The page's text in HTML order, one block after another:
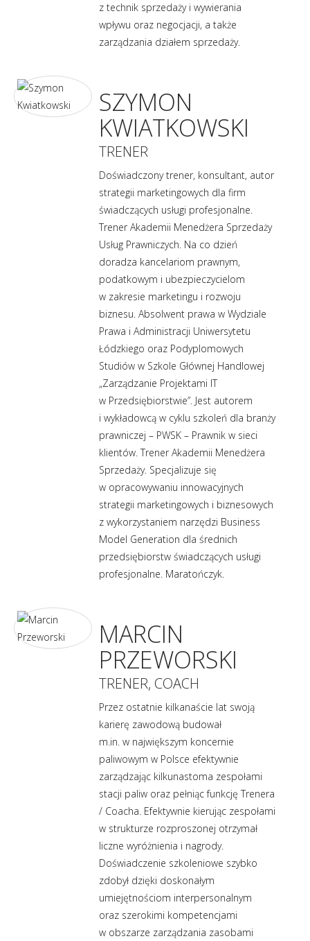
z technik sprzedaży i wywierania
wpływu oraz negocjacji, a także
zarządzania działem sprzedaży.
SZYMON
KWIATKOWSKI
TRENER
Doświadczony trener, konsultant, autor
strategii marketingowych dla firm
świadczących usługi profesjonalne.
Trener Akademii Menedżera Sprzedaży
Usług Prawniczych. Na co dzień
doradza kancelariom prawnym,
podatkowym i ubezpieczycielom
w zakresie marketingu i rozwoju
biznesu. Absolwent prawa w Wydziale
Prawa i Administracji Uniwersytetu
Łódzkiego oraz Podyplomowych
Studiów w Szkole Głównej Handlowej
„Zarządzanie Projektami IT
w Przedsiębiorstwie”. Jest autorem
i wykładowcą w cyklu szkoleń dla branży
prawniczej – PWSK – Prawnik w sieci
klientów. Trener Akademii Menedżera
Sprzedaży. Specjalizuje się
w opracowywaniu innowacyjnych
strategii marketingowych i biznesowych
z wykorzystaniem narzędzi Business
Model Generation dla średnich
przedsiębiorstw świadczących usługi
profesjonalne. Maratończyk.
MARCIN
PRZEWORSKI
TRENER, COACH
Przez ostatnie kilkanaście lat swoją
karierę zawodową budował
m.in. w największym koncernie
paliwowym w Polsce efektywnie
zarządzając kilkunastoma zespołami
stacji paliw oraz pełniąc funkcję Trenera
/ Coacha. Efektywnie kierując zespołami
w strukturze rozproszonej otrzymał
liczne wyróżnienia i nagrody.
Doświadczenie szkoleniowe szybko
zdobył dzięki doskonałym
umiejętnościom interpersonalnym
oraz szerokimi kompetencjami
w obszarze zarządzania zasobami